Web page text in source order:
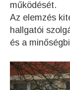
működését.
Az elemzés
hallgatói
és a